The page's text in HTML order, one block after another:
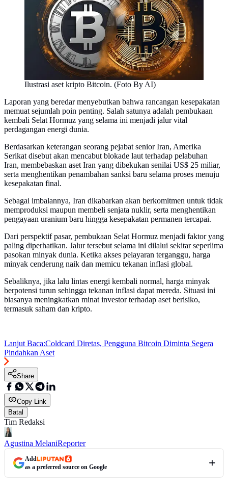
Ilustrasi aset kripto Bitcoin. (Foto By AI)
Laporan yang beredar menyebutkan bahwa rancangan kesepakatan
memuat sejumlah poin penting. Salah satunya adalah pembukaan
kembali Selat Hormuz yang selama ini menjadi jalur vital
perdagangan energi dunia.
Berdasarkan keterangan seorang pejabat senior Iran, Amerika
Serikat disebut akan mencabut blokade laut terhadap pelabuhan
Iran, membebaskan aset Iran yang dibekukan senilai US$ 25 miliar,
serta menghentikan penambahan sanksi baru selama proses menuju
kesepakatan final.
Sebagai imbalannya, Iran dikabarkan akan berkomitmen untuk tidak
memproduksi maupun membeli senjata nuklir, serta menghentikan
pengayaan uranium baru hingga kesepakatan permanen tercapai.
Dari perspektif pasar, pembukaan Selat Hormuz menjadi faktor yang
paling diperhatikan. Jalur tersebut selama ini dilalui sekitar seperlima
pasokan minyak dunia. Ketika akses pelayaran terganggu, harga
minyak cenderung naik dan memicu tekanan inflasi global.
Sebaliknya, jika lalu lintas energi kembali normal, harga minyak
berpotensi turun sehingga tekanan inflasi dapat mereda. Situasi ini
biasanya meningkatkan minat investor terhadap aset berisiko,
termasuk saham dan kripto.
Lanjut Baca:Coldcard Diretas, Pengguna Bitcoin Diminta Segera
Pindahkan Aset
Share
Copy Link
Batal
Tim Redaksi
Agustina MelaniReporter
Add
as a preferred source on Google